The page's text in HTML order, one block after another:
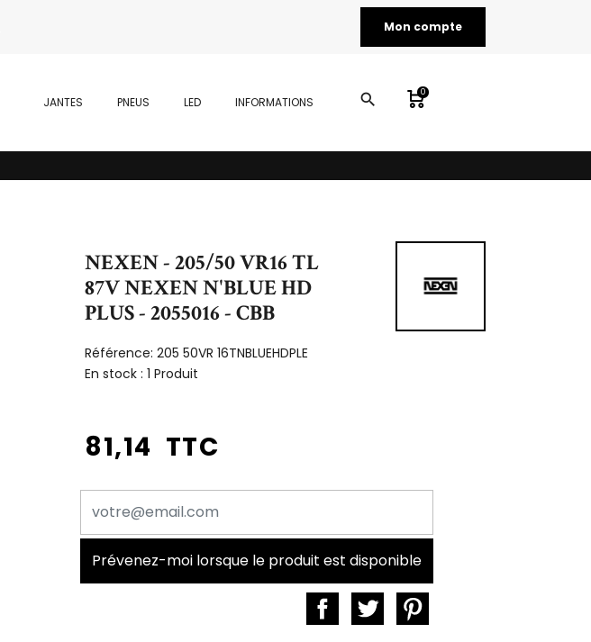
Mon compte
JANTES PNEUS LED INFORMATIONS search 0
NEXEN - 205/50 VR16 TL
87V NEXEN N'BLUE HD
PLUS - 2055016 - CBB
Référence: 205 50VR 16TNBLUEHDPLE
En stock : 1 Produit
81,14 TTC
Prévenez-moi lorsque le produit est disponible